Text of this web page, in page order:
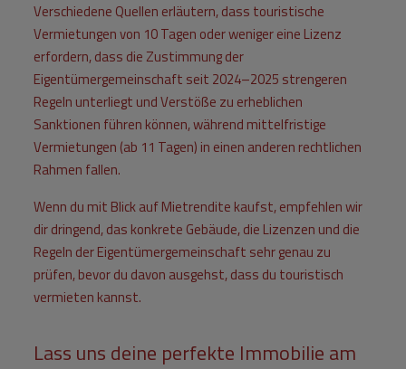
Verschiedene Quellen erläutern, dass touristische
Vermietungen von 10 Tagen oder weniger eine Lizenz
erfordern, dass die Zustimmung der
Eigentümergemeinschaft seit 2024–2025 strengeren
Regeln unterliegt und Verstöße zu erheblichen
Sanktionen führen können, während mittelfristige
Vermietungen (ab 11 Tagen) in einen anderen rechtlichen
Rahmen fallen.
Wenn du mit Blick auf Mietrendite kaufst, empfehlen wir
dir dringend, das konkrete Gebäude, die Lizenzen und die
Regeln der Eigentümergemeinschaft sehr genau zu
prüfen, bevor du davon ausgehst, dass du touristisch
vermieten kannst.
Lass uns deine perfekte Immobilie am